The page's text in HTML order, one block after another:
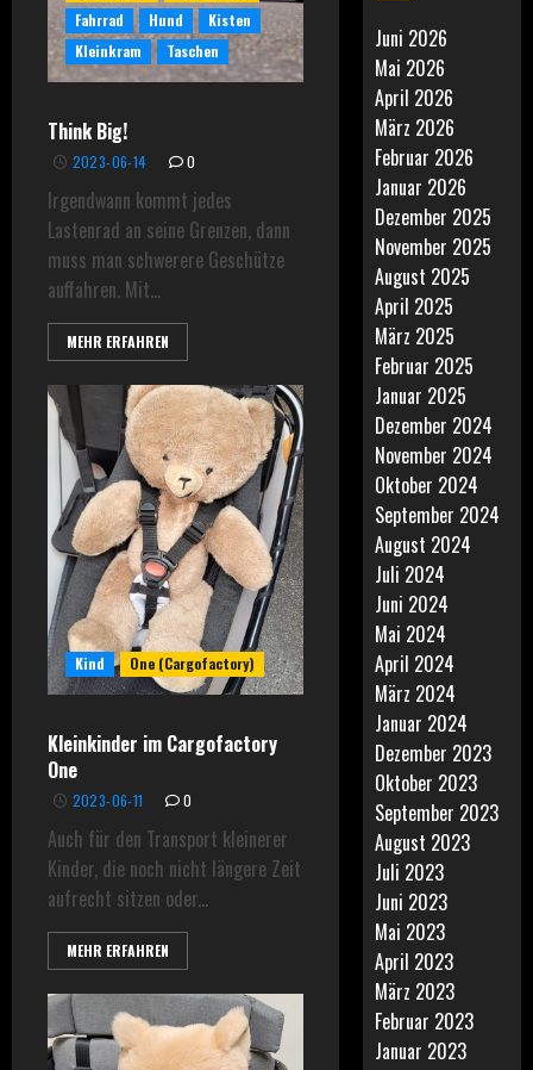
Fahrrad
Hund
Kisten
Kleinkram
Taschen
Think Big!
2023-06-14 0
Irgendwann kommt jedes
Lastenrad an seine Grenzen, dann
muss man schwerere Geschütze
auffahren. Mit...
MEHR ERFAHREN
Kind One (Cargofactory)
Kleinkinder im Cargofactory
One
2023-06-11 0
Auch für den Transport kleinerer
Kinder, die noch nicht längere Zeit
aufrecht sitzen oder...
MEHR ERFAHREN
Juni 2026
Mai 2026
April 2026
März 2026
Februar 2026
Januar 2026
Dezember 2025
November 2025
August 2025
April 2025
März 2025
Februar 2025
Januar 2025
Dezember 2024
November 2024
Oktober 2024
September 2024
August 2024
Juli 2024
Juni 2024
Mai 2024
April 2024
März 2024
Januar 2024
Dezember 2023
Oktober 2023
September 2023
August 2023
Juli 2023
Juni 2023
Mai 2023
April 2023
März 2023
Februar 2023
Januar 2023